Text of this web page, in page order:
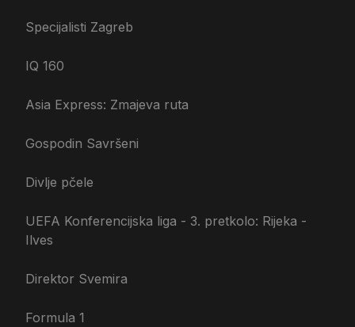
Specijalisti Zagreb
IQ 160
Asia Express: Zmajeva ruta
Gospodin Savršeni
Divlje pčele
UEFA Konferencijska liga - 3. pretkolo: Rijeka -
Ilves
Direktor Svemira
Formula 1